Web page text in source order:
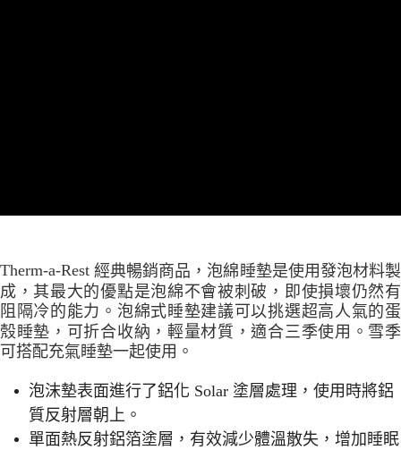
Therm-a-Rest經典暢銷商品，泡綿睡墊是使用發泡材料製
成， 其最大的優點是泡綿不會被刺破，即使損壞仍然有
阻隔冷的能力。 泡綿式睡墊建議可以挑選超高人氣的蛋
殼睡墊， 可折合收納，輕量材質，適合三季使用。雪季
可搭配充氣睡墊一起使用。
泡沫墊表面進行了鋁化 Solar 塗層處理，使用時將鋁
質反射層朝上。
單面熱反射鋁箔塗層，有效減少體溫散失，增加睡眠